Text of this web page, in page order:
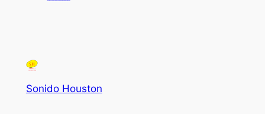
Sonido Houston